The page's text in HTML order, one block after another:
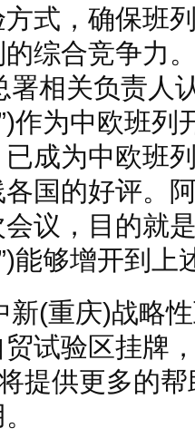
方式，确保班
综合竞争力
署相关负责人
作为中欧班
已成为中欧班
国的好评。
会议，目的就
能够增开到上
新(重庆)战略
试验区挂牌
提供更多的